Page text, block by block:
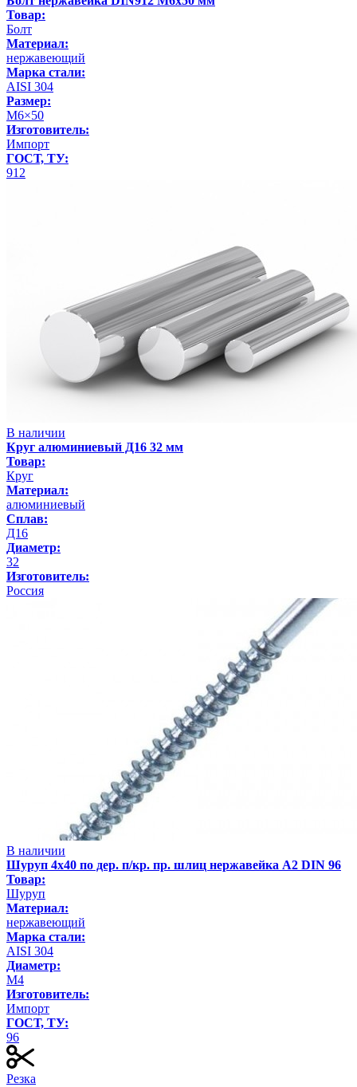
Товар:
Болт
Материал:
нержавеющий
Марка стали:
AISI 304
Размер:
М6×50
Изготовитель:
Импорт
ГОСТ, ТУ:
912
В наличии
Круг алюминиевый Д16 32 мм
Товар:
Круг
Материал:
алюминиевый
Сплав:
Д16
Диаметр:
32
Изготовитель:
Россия
В наличии
Шуруп 4х40 по дер. п/кр. пр. шлиц нержавейка А2 DIN 96
Товар:
Шуруп
Материал:
нержавеющий
Марка стали:
AISI 304
Диаметр:
М4
Изготовитель:
Импорт
ГОСТ, ТУ:
96
Резка